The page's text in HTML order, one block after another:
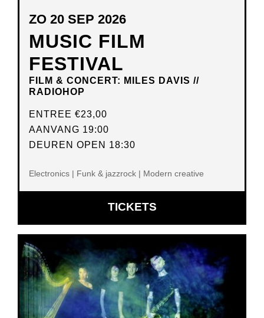
MUSIC FILM
FESTIVAL
FILM & CONCERT: MILES DAVIS //
RADIOHOP
ZO 20 SEP 2026
ENTREE €23,00
AANVANG 19:00
DEUREN OPEN 18:30
Electronics | Funk & jazzrock | Modern creative
TICKETSOPENT
IN
NIEUW
VENSTER